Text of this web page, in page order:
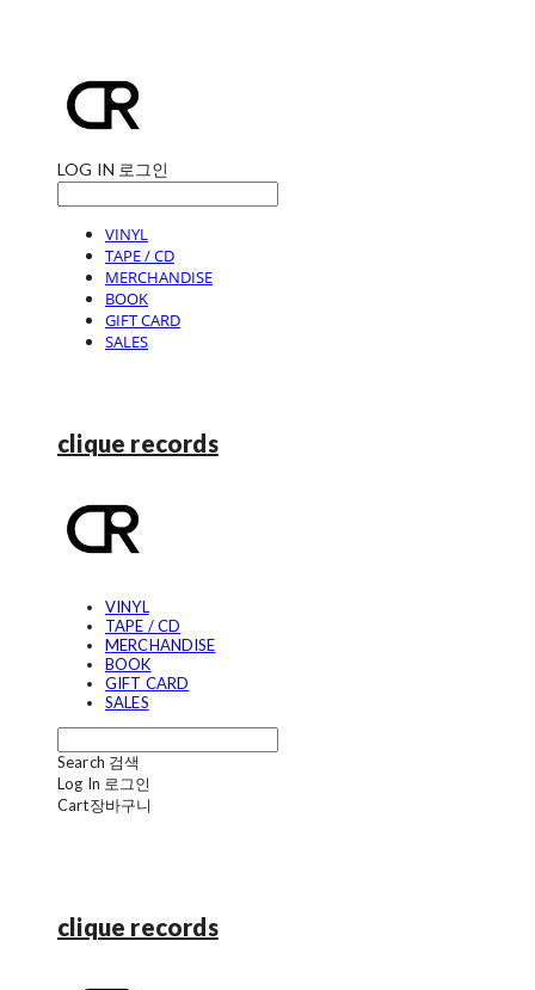
LOG IN 로그인
VINYL
TAPE / CD
MERCHANDISE
BOOK
GIFT CARD
SALES
clique records
VINYL
TAPE / CD
MERCHANDISE
BOOK
GIFT CARD
SALES
Search 검색
Log In 로그인
Cart장바구니
clique records